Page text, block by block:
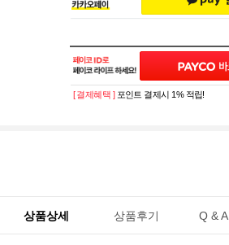
[ 결제혜택 ] 포인트 결제시 1% 적립!
상품상세 상품후기 Q & A